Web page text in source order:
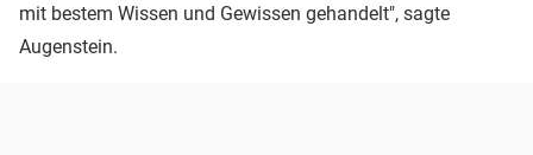
mit bestem Wissen und Gewissen gehandelt", sagte
Augenstein.